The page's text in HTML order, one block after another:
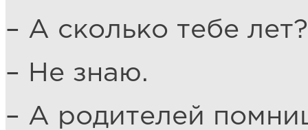
– А сколько тебе лет?
– Не знаю.
– А родителей